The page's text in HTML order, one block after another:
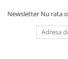
Newsletter Nu rata